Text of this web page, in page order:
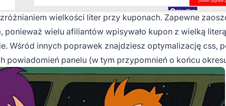
wielkości liter przy kuponach. Zapewne
ponieważ wielu afiliantów wpisywało kupon z wielką
Wśród innych poprawek znajdziesz optymalizację css,
powiadomień panelu (w tym przypomnień o końcu